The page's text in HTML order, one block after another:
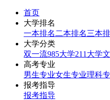
首页
大学排名
一本排名 二本排名三本
大学分类
双一流985大学211大学
高考专业
男生专业女生专业理科
报考指导
报考指导